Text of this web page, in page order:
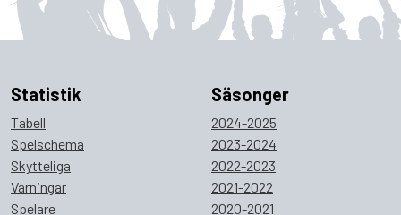
Statistik
Tabell
Spelschema
Skytteliga
Varningar
Spelare
Säsonger
2024-2025
2023-2024
2022-2023
2021-2022
2020-2021